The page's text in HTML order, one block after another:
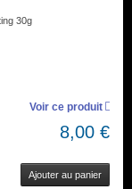
30g
Voir ce produit
8,00 €
Ajouter au panier